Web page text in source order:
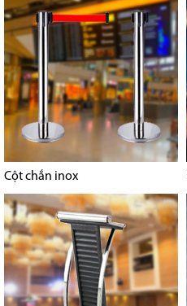
Cột chắn inox